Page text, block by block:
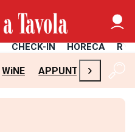
CHECK-IN HORECA
WiNE APPUNTAMENTI
›